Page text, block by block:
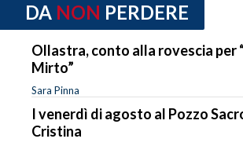
DA NON PERDERE
Ollastra, conto alla rovescia per
Mirto”
Sara Pinna
I venerdì di agosto al Pozzo
Cristina